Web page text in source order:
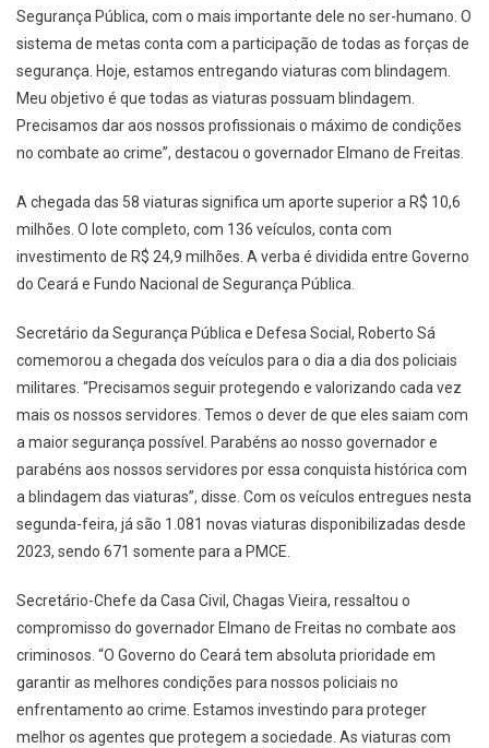
Segurança Pública, com o mais importante dele no ser-humano. O
sistema de metas conta com a participação de todas as forças de
segurança. Hoje, estamos entregando viaturas com blindagem.
Meu objetivo é que todas as viaturas possuam blindagem.
Precisamos dar aos nossos profissionais o máximo de condições
no combate ao crime”, destacou o governador Elmano de Freitas.
A chegada das 58 viaturas significa um aporte superior a R$ 10,6
milhões. O lote completo, com 136 veículos, conta com
investimento de R$ 24,9 milhões. A verba é dividida entre Governo
do Ceará e Fundo Nacional de Segurança Pública.
Secretário da Segurança Pública e Defesa Social, Roberto Sá
comemorou a chegada dos veículos para o dia a dia dos policiais
militares. “Precisamos seguir protegendo e valorizando cada vez
mais os nossos servidores. Temos o dever de que eles saiam com
a maior segurança possível. Parabéns ao nosso governador e
parabéns aos nossos servidores por essa conquista histórica com
a blindagem das viaturas”, disse. Com os veículos entregues nesta
segunda-feira, já são 1.081 novas viaturas disponibilizadas desde
2023, sendo 671 somente para a PMCE.
Secretário-Chefe da Casa Civil, Chagas Vieira, ressaltou o
compromisso do governador Elmano de Freitas no combate aos
criminosos. “O Governo do Ceará tem absoluta prioridade em
garantir as melhores condições para nossos policiais no
enfrentamento ao crime. Estamos investindo para proteger
melhor os agentes que protegem a sociedade. As viaturas com